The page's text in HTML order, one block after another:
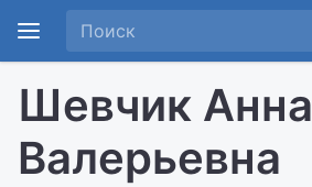
Шевчик Анна
Валерьевна